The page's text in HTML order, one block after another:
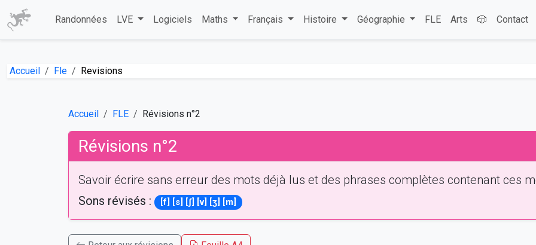
Randonnées LVE Logiciels Maths Français Histoire Géographie FLE Arts 🎲 Contact
Accueil Fle Revisions
Accueil FLE Révisions n°2
Révisions n°2
Savoir écrire sans erreur des mots déjà lus et des phrases complètes contenant ces
Sons révisés :
[f] [s] [ʃ] [v] [ʒ] [m]